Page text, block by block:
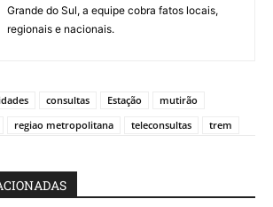
Grande do Sul, a equipe cobra fatos locais,
regionais e nacionais.
consultas Estação
mutirão
regiao metropolitana teleconsultas trem